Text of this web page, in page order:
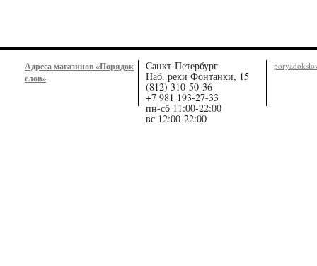
Адреса магазинов «Порядок
слов»
Санкт-Петербург
Наб. реки Фонтанки, 15
(812) 310-50-36
+7 981 193-27-33
пн-сб 11:00-22:00
вс 12:00-22:00